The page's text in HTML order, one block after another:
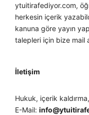
ytuitirafediyor.com,
herkesin içerik
kanuna göre yayın
talepleri için bize mail
İletişim
Hukuk, içerik
E-Mail: